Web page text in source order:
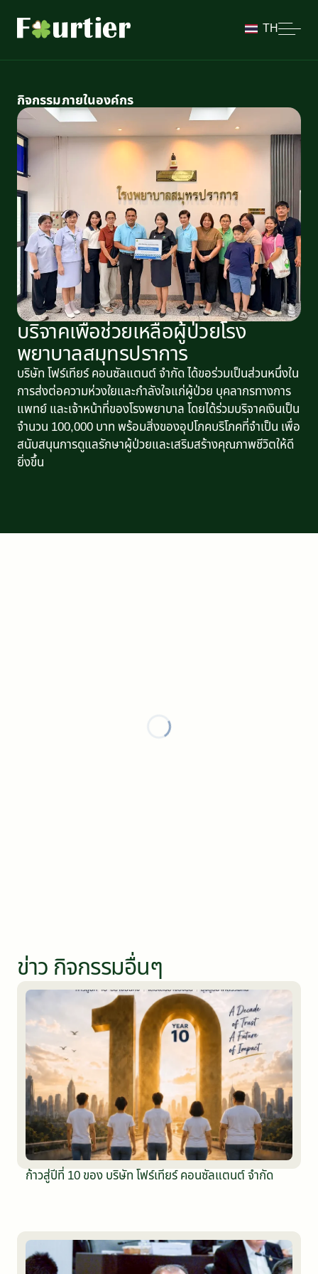
TH
กิจกรรมภายในองค์กร
บริจาคเพื่อช่วยเหลือผู้ป่วยโรง
พยาบาลสมุทรปราการ
บริษัท โฟร์เทียร์ คอนซัลแตนต์ จำกัด ได้ขอร่วมเป็นส่วนหนึ่งใน
การส่งต่อความห่วงใยและกำลังใจแก่ผู้ป่วย บุคลากรทางการ
แพทย์ และเจ้าหน้าที่ของโรงพยาบาล โดยได้ร่วมบริจาคเงินเป็น
จำนวน 100,000 บาท พร้อมสิ่งของอุปโภคบริโภคที่จำเป็น เพื่อ
สนับสนุนการดูแลรักษาผู้ป่วยและเสริมสร้างคุณภาพชีวิตให้ดี
ยิ่งขึ้น
ข่าว กิจกรรมอื่นๆ
ก้าวสู่ปีที่ 10 ของ บริษัท โฟร์เทียร์ คอนซัลแตนต์ จำกัด